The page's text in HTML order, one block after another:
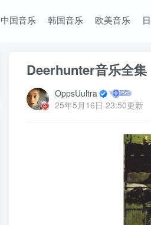
中国音乐 韩国音乐 欧美音乐
Deerhunter音乐全集
OppsUultra
25年5月16日 23:50更新